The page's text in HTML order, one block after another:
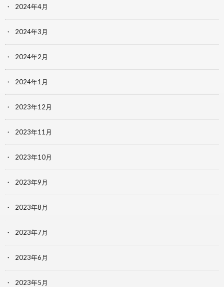
2024年4月
2024年3月
2024年2月
2024年1月
2023年12月
2023年11月
2023年10月
2023年9月
2023年8月
2023年7月
2023年6月
2023年5月